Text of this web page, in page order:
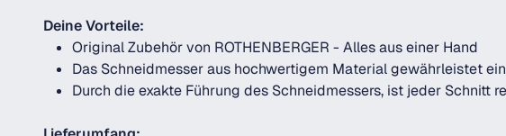
Deine Vorteile:
Original Zubehör von ROTHENBERGER - Alles aus einer Hand
Das Schneidmesser aus hochwertigem Material gewährleistet
Durch die exakte Führung des Schneidmessers, ist jeder Schnitt